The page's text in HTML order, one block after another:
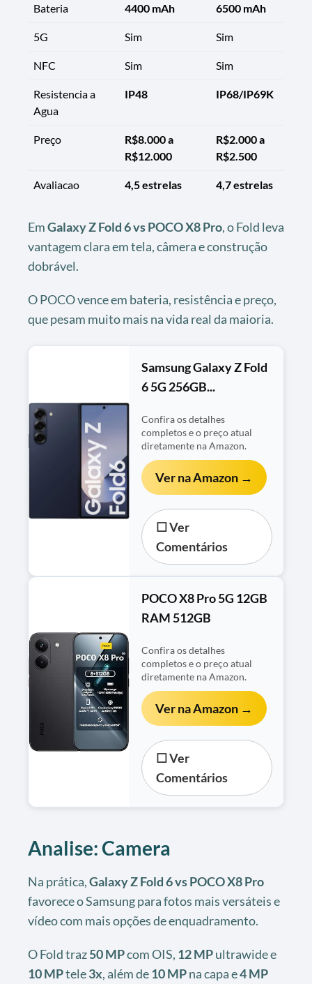
Bateria 4400 mAh 6500 mAh
5G Sim Sim
NFC Sim Sim
Resistencia a
Agua
IP48 IP68/IP69K
Preço
R$8.000 a
R$12.000
R$2.000 a
R$2.500
Avaliacao 4,5 estrelas 4,7 estrelas
EmGalaxy Z Fold 6 vs POCO X8 Pro, o Fold leva
vantagem clara em tela, câmera e construção
dobrável.
O POCO vence em bateria, resistência e preço,
que pesam muito mais na vida real da maioria.
Samsung Galaxy Z Fold
6 5G 256GB...
Confira os detalhes
completos e o preço atual
diretamente na Amazon.
Ver na Amazon →
☐ Ver
Comentários
POCO X8 Pro 5G 12GB
RAM 512GB
Confira os detalhes
completos e o preço atual
diretamente na Amazon.
Ver na Amazon →
☐ Ver
Comentários
Analise: Camera
Na prática,Galaxy Z Fold 6 vs POCO X8 Pro
favorece o Samsung para fotos mais versáteis e
vídeo com mais opções de enquadramento.
O Fold traz50 MPcom OIS, 12 MPultrawide e
10 MPtele3x, além de10 MPna capa e4 MP